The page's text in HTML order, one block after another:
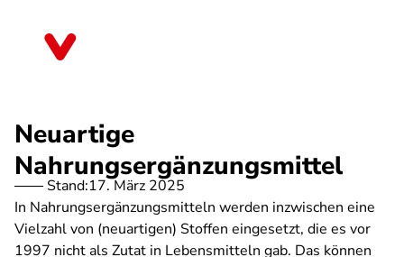
Neuartige
Nahrungsergänzungsmittel
Stand:17. März 2025
In Nahrungsergänzungsmitteln werden inzwischen eine
Vielzahl von (neuartigen) Stoffen eingesetzt, die es vor
1997 nicht als Zutat in Lebensmitteln gab. Das können